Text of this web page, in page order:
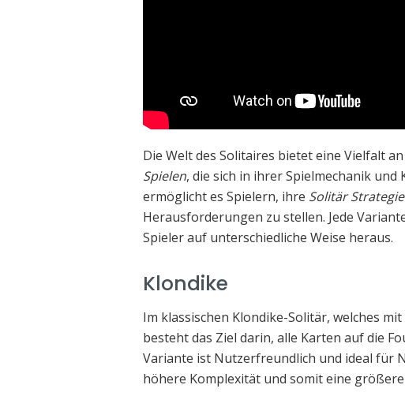
Die Welt des Solitaires bietet eine Vielfalt
Spielen, die sich in ihrer Spielmechanik
ermöglicht es Spielern, ihre Solitär
Herausforderungen zu stellen. Jede
Spieler auf unterschiedliche Weise heraus.
Klondike
Im klassischen Klondike-Solitär, welches
besteht das Ziel darin, alle Karten auf die
Variante ist Nutzerfreundlich und ideal für
höhere Komplexität und somit eine